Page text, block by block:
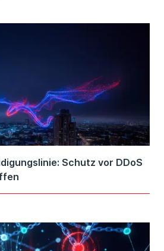
Schutz vor DDoS